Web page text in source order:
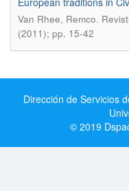
Van Rhee, Remco.
(2011); pp. 15-42
Dirección de Servicios
© 2019